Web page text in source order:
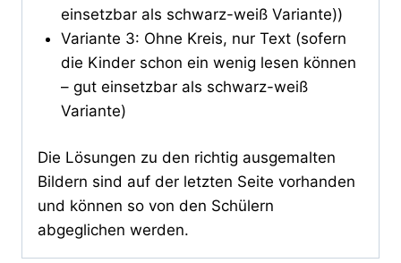
einsetzbar als schwarz-weiß Variante))
Variante 3: Ohne Kreis, nur Text (sofern
die Kinder schon ein wenig lesen können
– gut einsetzbar als schwarz-weiß
Variante)
Die Lösungen zu den richtig ausgemalten
Bildern sind auf der letzten Seite vorhanden
und können so von den Schülern
abgeglichen werden.